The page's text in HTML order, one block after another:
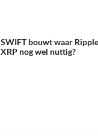
SWIFT bouwt waar
XRP nog wel nuttig?